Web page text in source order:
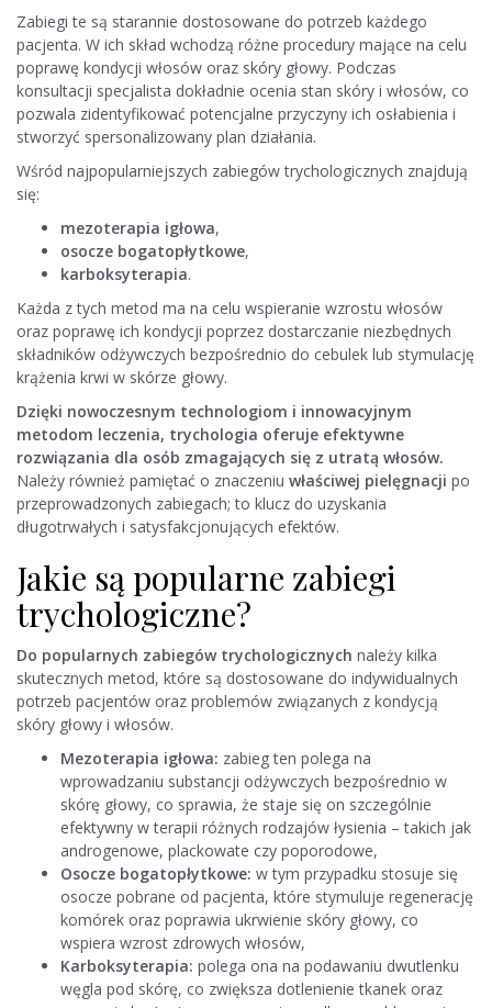
Zabiegi te są starannie dostosowane do potrzeb każdego
pacjenta. W ich skład wchodzą różne procedury mające na celu
poprawę kondycji włosów oraz skóry głowy. Podczas
konsultacji specjalista dokładnie ocenia stan skóry i włosów, co
pozwala zidentyfikować potencjalne przyczyny ich osłabienia i
stworzyć spersonalizowany plan działania.
Wśród najpopularniejszych zabiegów trychologicznych znajdują
się:
mezoterapia igłowa,
osocze bogatopłytkowe,
karboksyterapia.
Każda z tych metod ma na celu wspieranie wzrostu włosów
oraz poprawę ich kondycji poprzez dostarczanie niezbędnych
składników odżywczych bezpośrednio do cebulek lub stymulację
krążenia krwi w skórze głowy.
Dzięki nowoczesnym technologiom i innowacyjnym
metodom leczenia, trychologia oferuje efektywne
rozwiązania dla osób zmagających się z utratą włosów.
Należy również pamiętać o znaczeniu właściwej pielęgnacji po
przeprowadzonych zabiegach; to klucz do uzyskania
długotrwałych i satysfakcjonujących efektów.
Jakie są popularne zabiegi
trychologiczne?
Do popularnych zabiegów trychologicznych należy kilka
skutecznych metod, które są dostosowane do indywidualnych
potrzeb pacjentów oraz problemów związanych z kondycją
skóry głowy i włosów.
Mezoterapia igłowa: zabieg ten polega na
wprowadzaniu substancji odżywczych bezpośrednio w
skórę głowy, co sprawia, że staje się on szczególnie
efektywny w terapii różnych rodzajów łysienia – takich jak
androgenowe, plackowate czy poporodowe,
Osocze bogatopłytkowe: w tym przypadku stosuje się
osocze pobrane od pacjenta, które stymuluje regenerację
komórek oraz poprawia ukrwienie skóry głowy, co
wspiera wzrost zdrowych włosów,
Karboksyterapia: polega ona na podawaniu dwutlenku
węgla pod skórę, co zwiększa dotlenienie tkanek oraz